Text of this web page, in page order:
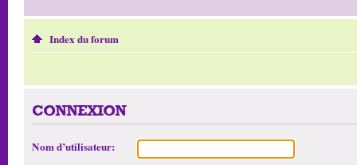
Index du forum
CONNEXION
Nom d’utilisateur: